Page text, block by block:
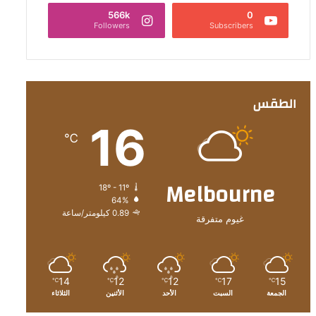
0
Subscribers
566k
Followers
الطقس
Melbourne
غيوم متفرقة
16
℃
18º - 11º
64%
0.89 كيلومتر/ساعة
15
℃
الجمعة
17
℃
السبت
12
℃
الأحد
12
℃
الأثنين
14
℃
الثلاثاء